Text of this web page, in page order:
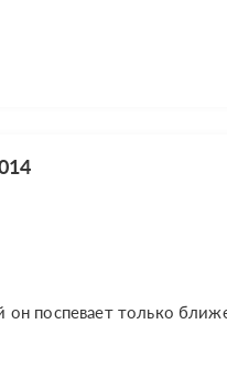
он поспевает только